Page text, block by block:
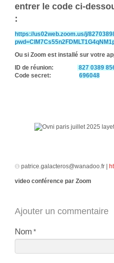
entrer le code ci-
:
https://us02web.zoom.us/j/
Ou si Zoom est installé sur votre
ID de réunion:
827 0389
Code secret:
696048
patrice.galacteros@wanadoo.fr |
video conférence par Zoom
Ajouter un commentaire
Nom